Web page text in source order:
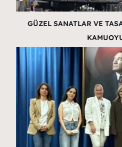
GÜZEL SANATLAR VE